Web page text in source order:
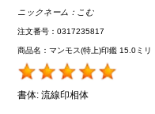
ニックネーム： こむ
注文番号：0317235817
商品名：マンモス(特上)印鑑 15.0ミリ
書体: 流線印相体